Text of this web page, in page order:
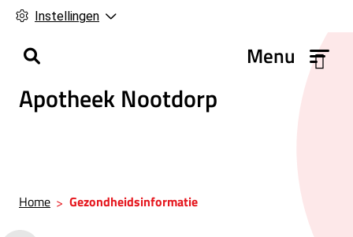
Instellingen
Apotheek Nootdorp
o
f
n
Menu
Home Gezondheidsinformatie